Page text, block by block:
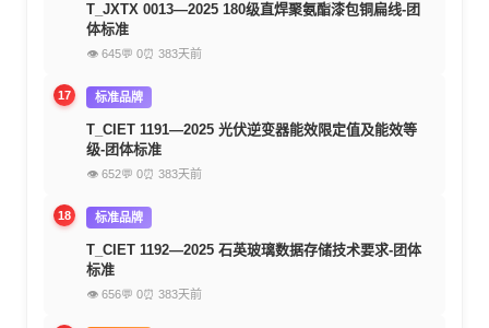
T_JXTX 0013—2025 180级直焊聚氨酯漆包铜扁线-团
体标准
👁 645💬 0⏰ 383天前
17 标准品牌
T_CIET 1191—2025 光伏逆变器能效限定值及能效等
级-团体标准
👁 652💬 0⏰ 383天前
18 标准品牌
T_CIET 1192—2025 石英玻璃数据存储技术要求-团体
标准
👁 656💬 0⏰ 383天前